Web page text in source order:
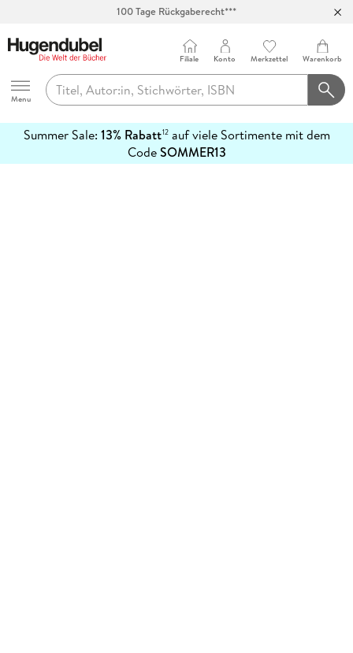
100 Tage Rückgaberecht***
Hugendubel
Menu
Filiale Konto Merkzettel Warenkorb
Summer Sale: 13% Rabatt12auf viele Sortimente mit dem
CodeSOMMER13
erfahren